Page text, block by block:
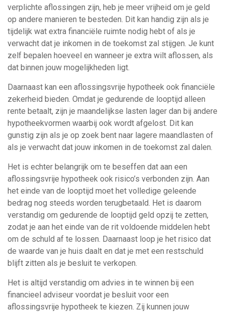
verplichte aflossingen zijn, heb je meer vrijheid om je geld
op andere manieren te besteden. Dit kan handig zijn als je
tijdelijk wat extra financiële ruimte nodig hebt of als je
verwacht dat je inkomen in de toekomst zal stijgen. Je kunt
zelf bepalen hoeveel en wanneer je extra wilt aflossen, als
dat binnen jouw mogelijkheden ligt.
Daarnaast kan een aflossingsvrije hypotheek ook financiële
zekerheid bieden. Omdat je gedurende de looptijd alleen
rente betaalt, zijn je maandelijkse lasten lager dan bij andere
hypotheekvormen waarbij ook wordt afgelost. Dit kan
gunstig zijn als je op zoek bent naar lagere maandlasten of
als je verwacht dat jouw inkomen in de toekomst zal dalen.
Het is echter belangrijk om te beseffen dat aan een
aflossingsvrije hypotheek ook risico’s verbonden zijn. Aan
het einde van de looptijd moet het volledige geleende
bedrag nog steeds worden terugbetaald. Het is daarom
verstandig om gedurende de looptijd geld opzij te zetten,
zodat je aan het einde van de rit voldoende middelen hebt
om de schuld af te lossen. Daarnaast loop je het risico dat
de waarde van je huis daalt en dat je met een restschuld
blijft zitten als je besluit te verkopen.
Het is altijd verstandig om advies in te winnen bij een
financieel adviseur voordat je besluit voor een
aflossingsvrije hypotheek te kiezen. Zij kunnen jouw